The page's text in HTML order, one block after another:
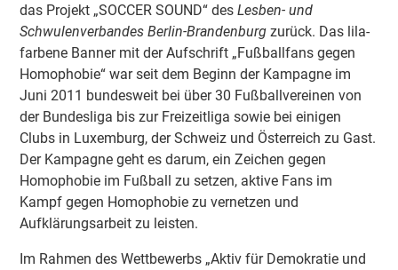
das Projekt „SOCCER SOUND“ desLesben- und
Schwulenverbandes Berlin-Brandenburg zurück. Das lila-
farbene Banner mit der Aufschrift „Fußballfans gegen
Homophobie“ war seit dem Beginn der Kampagne im
Juni 2011 bundesweit bei über 30 Fußballvereinen von
der Bundesliga bis zur Freizeitliga sowie bei einigen
Clubs in Luxemburg, der Schweiz und Österreich zu Gast.
Der Kampagne geht es darum, ein Zeichen gegen
Homophobie im Fußball zu setzen, aktive Fans im
Kampf gegen Homophobie zu vernetzen und
Aufklärungsarbeit zu leisten.
Im Rahmen des Wettbewerbs „Aktiv für Demokratie und